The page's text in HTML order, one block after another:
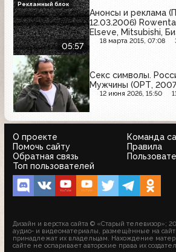
05:57
Анонсы и реклама
12.03.2006)
Elseve, Mitsubishi,
жемчуг,
18 марта 2015, 07:08
Рекламный блок
Секс символы.
Мужчины (ОРТ,
12 июня 2026, 15:50
О проекте
Команда
Помочь сайту
Правила
Обратная связь
Топ пользователей
Дизайн и верстка сайта © «Старый телевизор»;
аудио- и видеоматериалы, размещённые на
принадлежат их владельцам. Нахождение
сайте не оспаривает авторские права их